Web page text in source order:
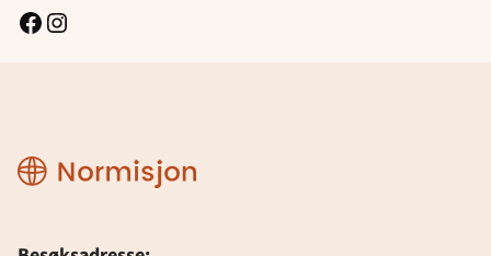
Facebook
Instagram
Normisjon